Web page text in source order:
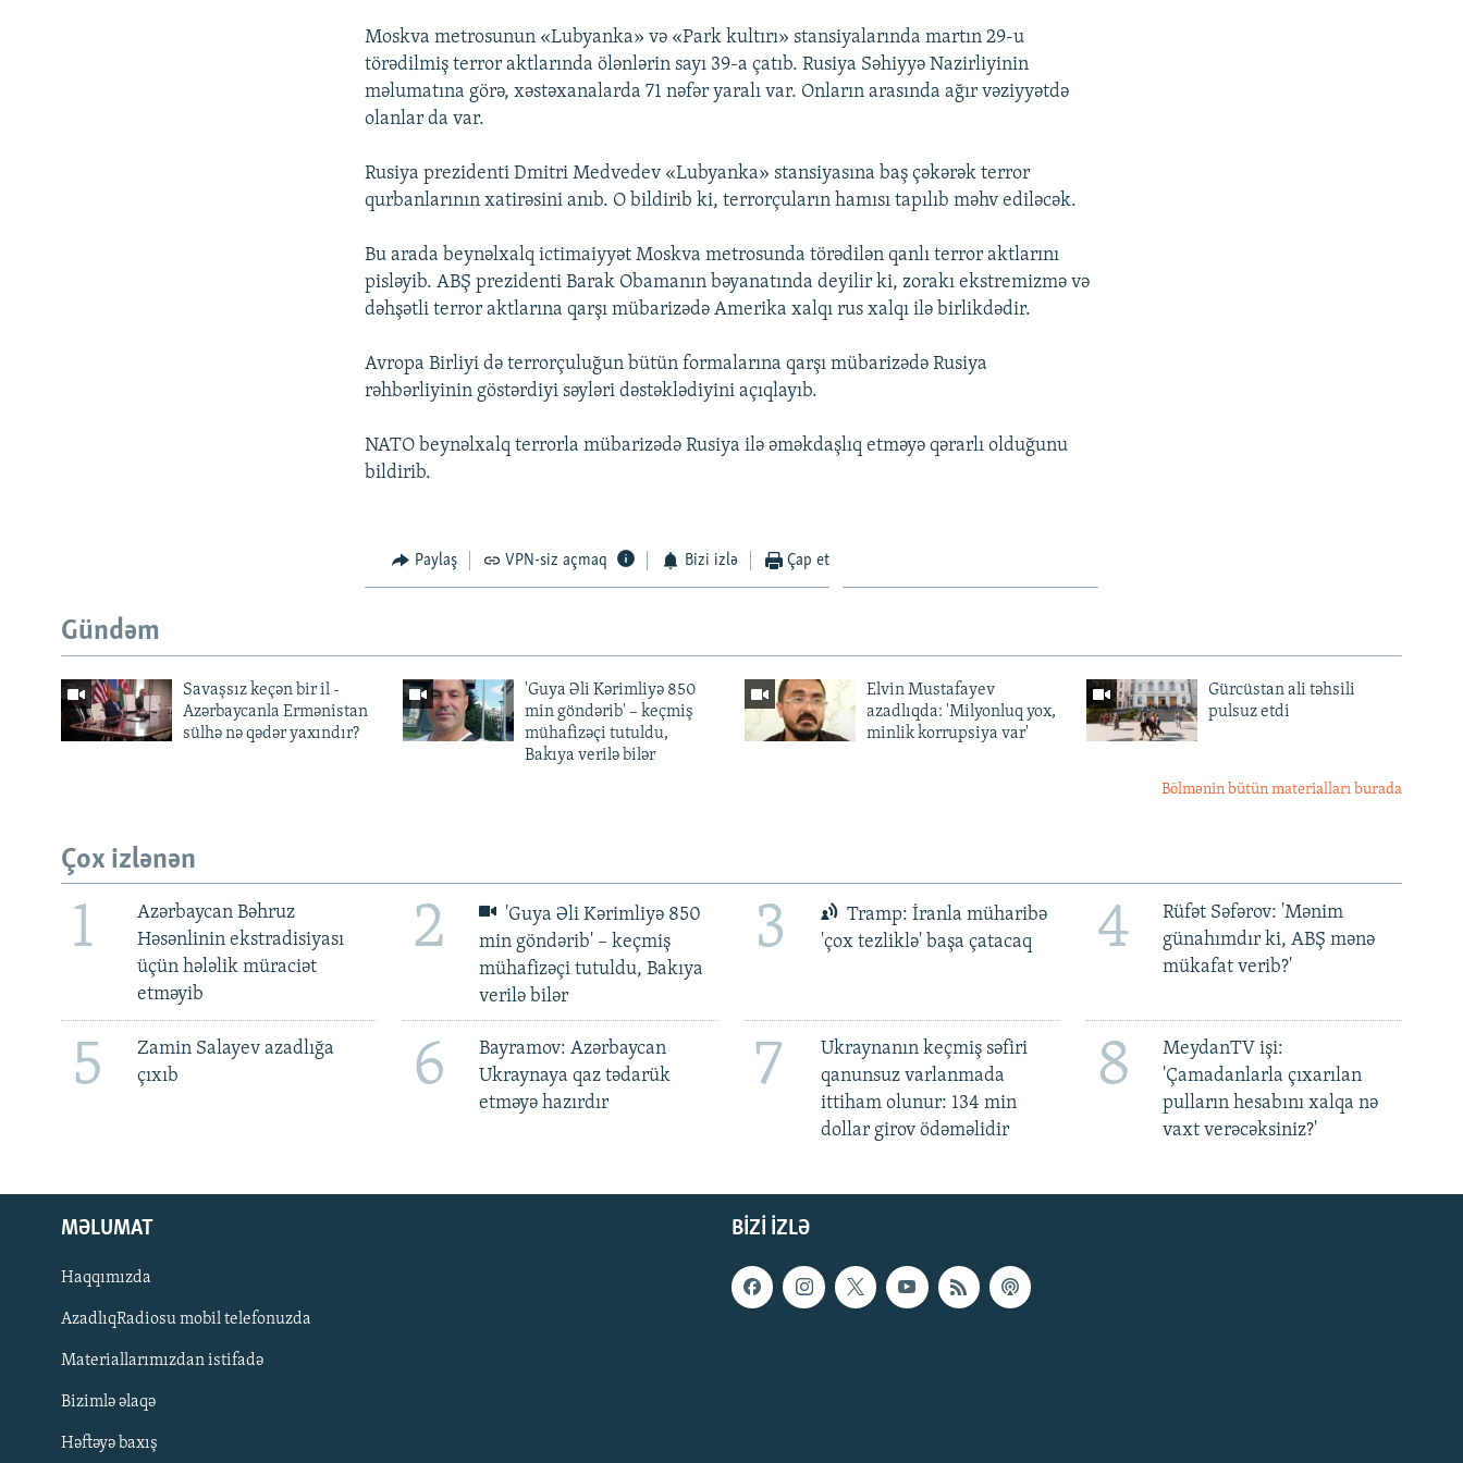
Moskva metrosunun «Lubyanka» və «Park kultırı» stansiyalarında martın 29-u
törədilmiş terror aktlarında ölənlərin sayı 39-a çatıb. Rusiya Səhiyyə Nazirliyinin
məlumatına görə, xəstəxanalarda 71 nəfər yaralı var. Onların arasında ağır vəziyyətdə
olanlar da var.
Rusiya prezidenti Dmitri Medvedev «Lubyanka» stansiyasına baş çəkərək terror
qurbanlarının xatirəsini anıb. O bildirib ki, terrorçuların hamısı tapılıb məhv ediləcək.
Bu arada beynəlxalq ictimaiyyət Moskva metrosunda törədilən qanlı terror aktlarını
pisləyib. ABŞ prezidenti Barak Obamanın bəyanatında deyilir ki, zorakı ekstremizmə və
dəhşətli terror aktlarına qarşı mübarizədə Amerika xalqı rus xalqı ilə birlikdədir.
Avropa Birliyi də terrorçuluğun bütün formalarına qarşı mübarizədə Rusiya
rəhbərliyinin göstərdiyi səyləri dəstəklədiyini açıqlayıb.
NATO beynəlxalq terrorla mübarizədə Rusiya ilə əməkdaşlıq etməyə qərarlı olduğunu
bildirib.
Paylaş VPN-siz açmaq Bizi izlə Çap et
Gündəm
Savaşsız keçən bir il -
Azərbaycanla Ermənistan
sülhə nə qədər yaxındır?
'Guya Əli Kərimliyə 850
min göndərib' – keçmiş
mühafizəçi tutuldu,
Bakıya verilə bilər
Elvin Mustafayev
azadlıqda: 'Milyonluq yox,
minlik korrupsiya var'
Gürcüstan ali təhsili
pulsuz etdi
Bölmənin bütün materialları burada
Çox izlənən
1
Azərbaycan Bəhruz
Həsənlinin ekstradisiyası
üçün hələlik müraciət
etməyib
2
'Guya Əli Kərimliyə 850
min göndərib' – keçmiş
mühafizəçi tutuldu, Bakıya
verilə bilər
3
Tramp: İranla müharibə
'çox tezliklə' başa çatacaq
4
Rüfət Səfərov: 'Mənim
günahımdır ki, ABŞ mənə
mükafat verib?'
5
Zamin Salayev azadlığa
çıxıb
6
Bayramov: Azərbaycan
Ukraynaya qaz tədarük
etməyə hazırdır
7
Ukraynanın keçmiş səfiri
qanunsuz varlanmada
ittiham olunur: 134 min
dollar girov ödəməlidir
8
MeydanTV işi:
'Çamadanlarla çıxarılan
pulların hesabını xalqa nə
vaxt verəcəksiniz?'
BIZI IZLƏ
MƏLUMAT
Haqqımızda
AzadlıqRadiosu mobil telefonuzda
Materiallarımızdan istifadə
Bizimlə əlaqə
Həftəyə baxış